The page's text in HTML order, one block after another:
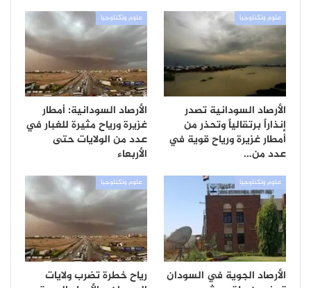
علوم وتكنلوجيا
الأرصاد السودانية تصدر
إنذاراً برتقالياً وتحذر من
أمطار غزيرة ورياح قوية في
عدد من…
علوم وتكنلوجيا
الأرصاد السودانية: أمطار
غزيرة ورياح مثيرة للغبار في
عدد من الولايات حتى
الأربعاء
علوم وتكنلوجيا
الأرصاد الجوية في السودان
علوم وتكنلوجيا
رياح خطرة تضرب ولايات